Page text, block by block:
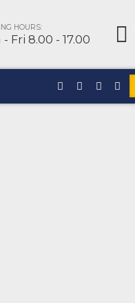
HOURS:
Fri 8.00 - 17.00